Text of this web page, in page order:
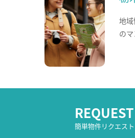
地
の
REQUEST
簡単物件リクエスト